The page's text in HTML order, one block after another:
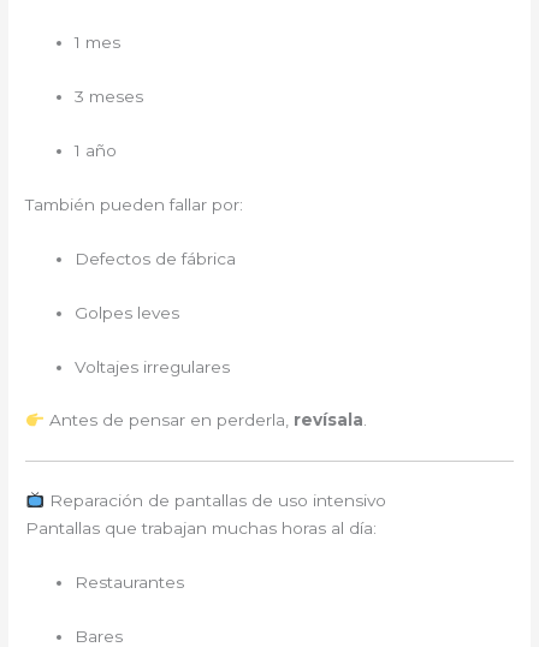
1 mes
3 meses
1 año
También pueden fallar por:
Defectos de fábrica
Golpes leves
Voltajes irregulares
Antes de pensar en perderla, revísala.
Reparación de pantallas de uso intensivo
Pantallas que trabajan muchas horas al día:
Restaurantes
Bares